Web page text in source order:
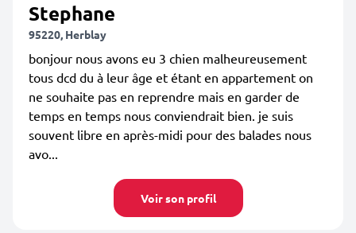
Stephane
95220, Herblay
bonjour nous avons eu 3 chien malheureusement
tous dcd du à leur âge et étant en appartement on
ne souhaite pas en reprendre mais en garder de
temps en temps nous conviendrait bien. je suis
souvent libre en après-midi pour des balades nous
avo...
Voir son profil